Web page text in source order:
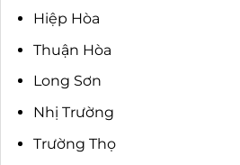
Hiệp Hòa
Thuận Hòa
Long Sơn
Nhị Trường
Trường Thọ